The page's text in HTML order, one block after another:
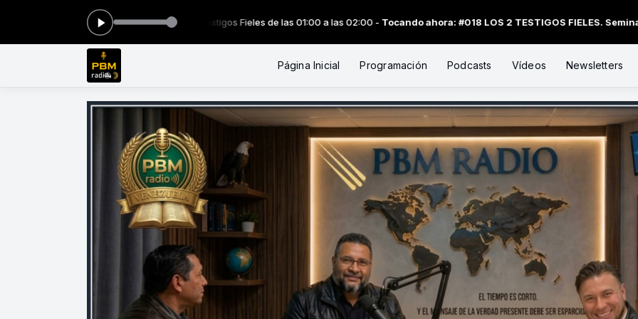
Los Dos Testigos Fieles de las 01:00 a las 02:00 -Tocando ahora: #018 LOS 2 TESTIGOS FIELES. Seminario de Profecías.
Página Inicial Programación Podcasts Vídeos Newsletters